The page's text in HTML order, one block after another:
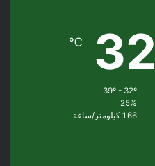
32
℃
39º - 32º
25%
1.66 كيلومتر/ساعة